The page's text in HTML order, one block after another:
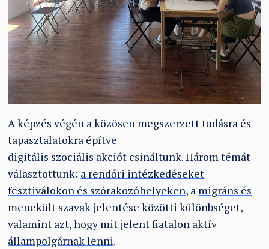
A képzés végén a közösen megszerzett tudásra és
tapasztalatokra építve
digitális szociális akciót csináltunk. Három témát
választottunk: a rendőri intézkedéseket
fesztiválokon és szórakozóhelyeken, a migráns és
menekült szavak jelentése közötti különbséget,
valamint azt, hogy mit jelent fiatalon aktív
állampolgárnak lenni.